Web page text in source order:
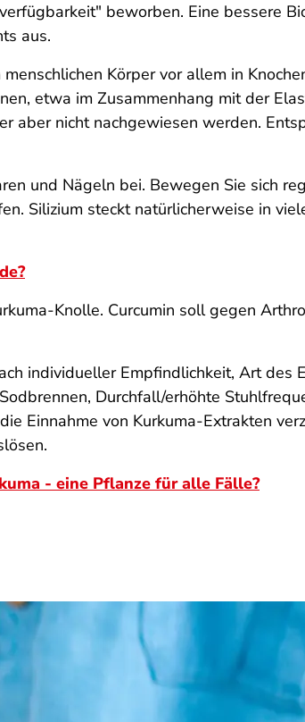
beworben. Eine bessere
aus.
Körper vor allem in
etwa im Zusammenhang mit der
aber nicht nachgewiesen werden.
und Nägeln bei. Bewegen Sie sich
Silizium steckt natürlicherweise in
Knolle. Curcumin soll gegen
individueller Empfindlichkeit, Art des
Durchfall/erhöhte
Einnahme von Kurkuma-Extrakten
- eine Pflanze für alle Fälle?